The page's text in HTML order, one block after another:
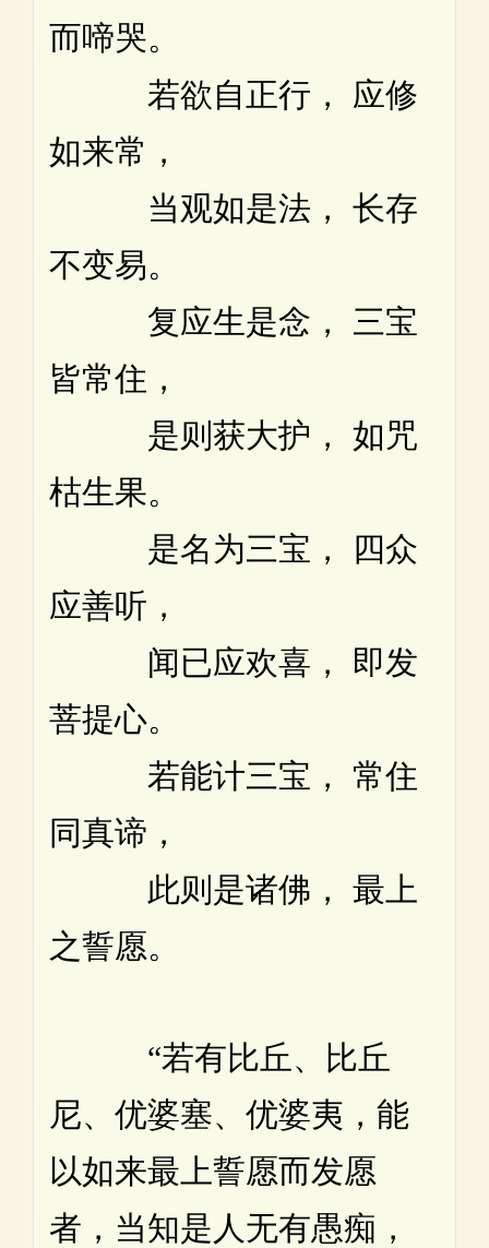
而啼哭。
若欲自正行， 应修
如来常，
当观如是法， 长存
不变易。
复应生是念， 三宝
皆常住，
是则获大护， 如咒
枯生果。
是名为三宝， 四众
应善听，
闻已应欢喜， 即发
菩提心。
若能计三宝， 常住
同真谛，
此则是诸佛， 最上
之誓愿。
“若有比丘、比丘
尼、优婆塞、优婆夷，能
以如来最上誓愿而发愿
者，当知是人无有愚痴，